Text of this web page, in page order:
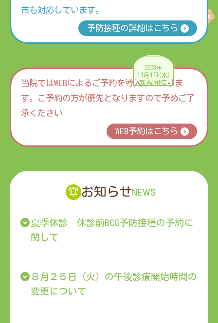
2023年
11 月 1 日(水)
新規開院
市も対応しています。
予防接種の詳細はこちら
当院ではWEBによるご予約を導入しておりま
す。ご予約の方が優先となりますので予めご了
承ください
WEB予約はこちら
お知らせ
夏季休診 休診前BCG予防接種の予約に
関して
８月２５日（火）の午後診療開始時間の
変更について